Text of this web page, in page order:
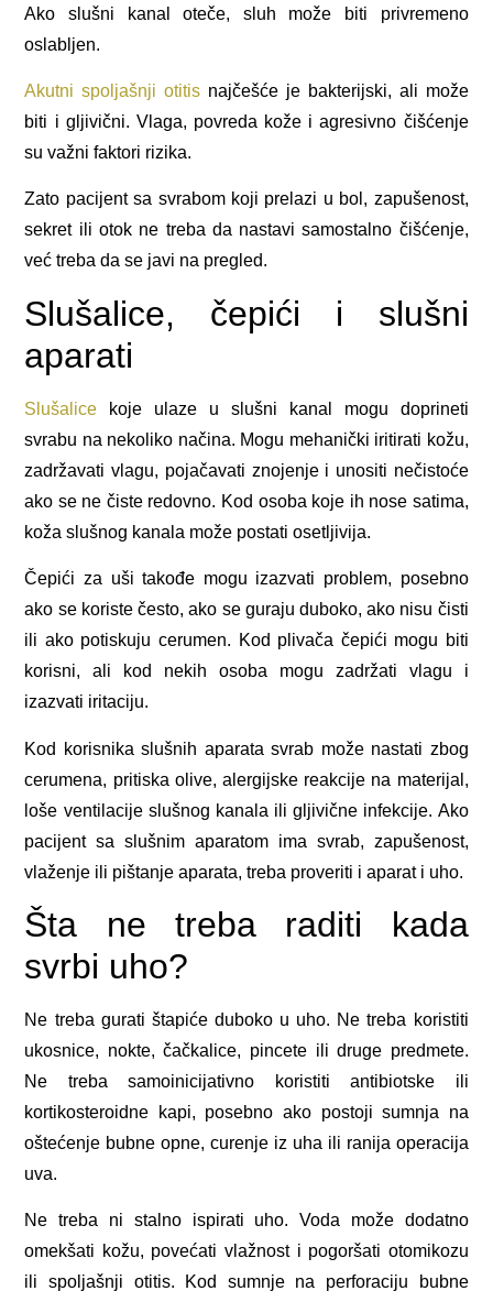
Ako slušni kanal oteče, sluh može biti privremeno
oslabljen.
Akutni spoljašnji otitis najčešće je bakterijski, ali može
biti i gljivični. Vlaga, povreda kože i agresivno čišćenje
su važni faktori rizika.
Zato pacijent sa svrabom koji prelazi u bol, zapušenost,
sekret ili otok ne treba da nastavi samostalno čišćenje,
već treba da se javi na pregled.
Slušalice, čepići i slušni
aparati
Slušalice koje ulaze u slušni kanal mogu doprineti
svrabu na nekoliko načina. Mogu mehanički iritirati kožu,
zadržavati vlagu, pojačavati znojenje i unositi nečistoće
ako se ne čiste redovno. Kod osoba koje ih nose satima,
koža slušnog kanala može postati osetljivija.
Čepići za uši takođe mogu izazvati problem, posebno
ako se koriste često, ako se guraju duboko, ako nisu čisti
ili ako potiskuju cerumen. Kod plivača čepići mogu biti
korisni, ali kod nekih osoba mogu zadržati vlagu i
izazvati iritaciju.
Kod korisnika slušnih aparata svrab može nastati zbog
cerumena, pritiska olive, alergijske reakcije na materijal,
loše ventilacije slušnog kanala ili gljivične infekcije. Ako
pacijent sa slušnim aparatom ima svrab, zapušenost,
vlaženje ili pištanje aparata, treba proveriti i aparat i uho.
Šta ne treba raditi kada
svrbi uho?
Ne treba gurati štapiće duboko u uho. Ne treba koristiti
ukosnice, nokte, čačkalice, pincete ili druge predmete.
Ne treba samoinicijativno koristiti antibiotske ili
kortikosteroidne kapi, posebno ako postoji sumnja na
oštećenje bubne opne, curenje iz uha ili ranija operacija
uva.
Ne treba ni stalno ispirati uho. Voda može dodatno
omekšati kožu, povećati vlažnost i pogoršati otomikozu
ili spoljašnji otitis. Kod sumnje na perforaciju bubne